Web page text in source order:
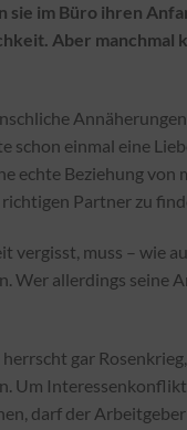
im Büro ihren
Aber manchmal
schon einmal eine
echte Beziehung
Partner zu
muss – wie
Wer allerdings
gar
Um
darf der